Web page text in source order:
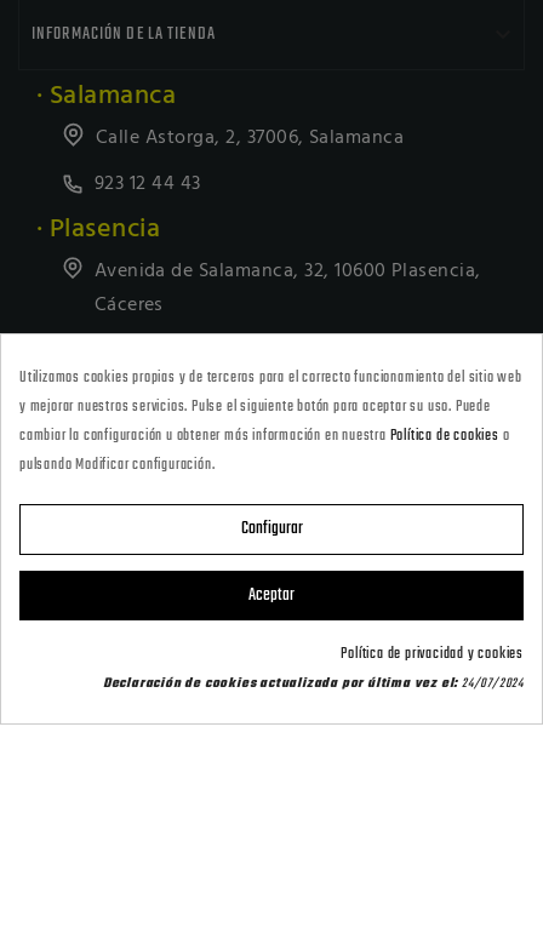
INFORMACIÓN DE LA TIENDA
· Salamanca
Calle Astorga, 2, 37006, Salamanca
923 12 44 43
· Plasencia
Avenida de Salamanca, 32, 10600 Plasencia,
Cáceres
· Tienda Online
marketing@armeriacarril.com
CATEGORÍAS 

CARRIL OUTDOOR 
Utilizamos cookies propias y de terceros para el correcto funcionamiento del sitio web
y mejorar nuestros servicios. Pulse el siguiente botón para aceptar su uso. Puede
cambiar la configuración u obtener más información en nuestra Política de cookies o
pulsando Modificar configuración.
Configurar
Aceptar
Política de privacidad y cookies
Declaración de cookies actualizada por última vez el:24/07/2024